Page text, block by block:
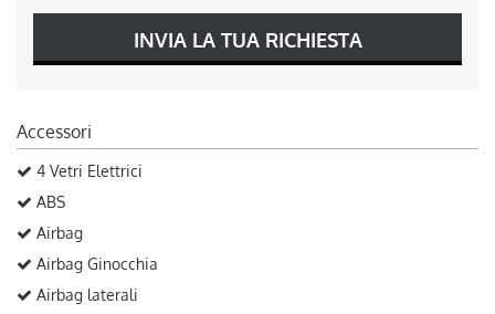
INVIA LA TUA RICHIESTA
Accessori
4 Vetri Elettrici
ABS
Airbag
Airbag Ginocchia
Airbag laterali